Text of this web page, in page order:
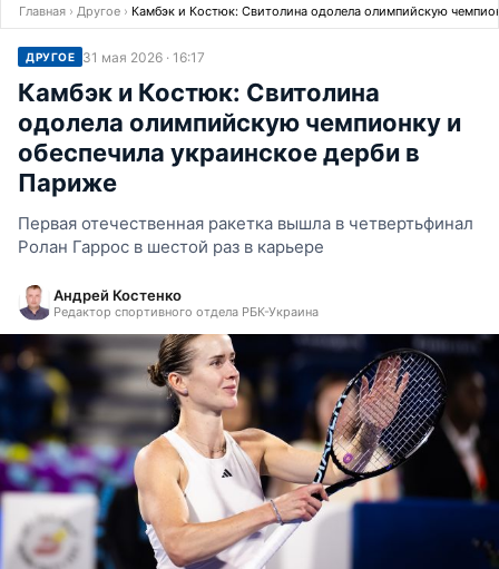
Главная › Другое › Камбэк и Костюк: Свитолина одолела олимпийскую
ДРУГОЕ 31 мая 2026 · 16:17
Камбэк и Костюк: Свитолина
одолела олимпийскую чемпионку и
обеспечила украинское дерби в
Париже
Первая отечественная ракетка вышла в четвертьфинал
Ролан Гаррос в шестой раз в карьере
Андрей Костенко
Редактор спортивного отдела РБК-Украина